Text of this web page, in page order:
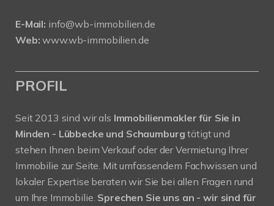
E-Mail: info@wb-immobilien.de
Web: www.wb-immobilien.de
PROFIL
Seit 2013 sind wir als Immobilienmakler für Sie in
Minden - Lübbecke und Schaumburgtätigt und
stehen Ihnen beim Verkauf oder der Vermietung Ihrer
Immobilie zur Seite. Mit umfassendem Fachwissen und
lokaler Expertise beraten wir Sie bei allen Fragen rund
um Ihre Immobilie. Sprechen Sie uns an - wir sind für